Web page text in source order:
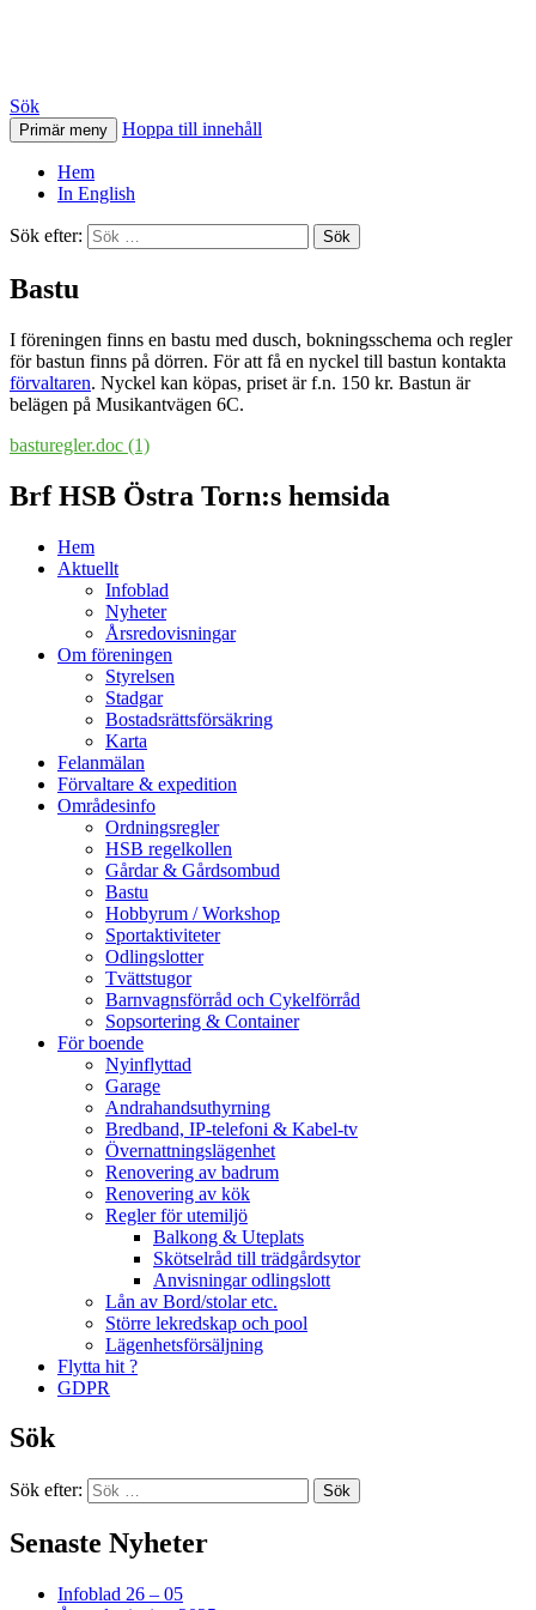
Sök
Primär meny Hoppa till innehåll
Hem
In English
Sök efter:
Bastu
I föreningen finns en bastu med dusch, bokningsschema och regler
för bastun finns på dörren. För att få en nyckel till bastun kontakta
förvaltaren. Nyckel kan köpas, priset är f.n. 150 kr. Bastun är
belägen på Musikantvägen 6C.
basturegler.doc (1)
Brf HSB Östra Torn:s hemsida
Hem
Aktuellt
Infoblad
Nyheter
Årsredovisningar
Om föreningen
Styrelsen
Stadgar
Bostadsrättsförsäkring
Karta
Felanmälan
Förvaltare & expedition
Områdesinfo
Ordningsregler
HSB regelkollen
Gårdar & Gårdsombud
Bastu
Hobbyrum / Workshop
Sportaktiviteter
Odlingslotter
Tvättstugor
Barnvagnsförråd och Cykelförråd
Sopsortering & Container
För boende
Nyinflyttad
Garage
Andrahandsuthyrning
Bredband, IP-telefoni & Kabel-tv
Övernattningslägenhet
Renovering av badrum
Renovering av kök
Regler för utemiljö
Balkong & Uteplats
Skötselråd till trädgårdsytor
Anvisningar odlingslott
Lån av Bord/stolar etc.
Större lekredskap och pool
Lägenhetsförsäljning
Flytta hit ?
GDPR
Sök
Sök efter:
Senaste Nyheter
Infoblad 26 – 05